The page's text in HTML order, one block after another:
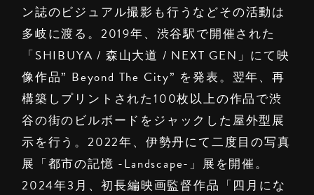
ン誌のビジュアル撮影も行うなどその活動は
多岐に渡る。2019年、渋谷駅で開催された
「SHIBUYA / 森山大道 / NEXT GEN」にて映
像作品” Beyond The City” を発表。翌年、再
構築しプリントされた100枚以上の作品で渋
谷の街のビルボードをジャックした屋外型展
示を行う。2022年、伊勢丹にて二度目の写真
展「都市の記憶 -Landscape-」展を開催。
2024年3月、初長編映画監督作品「四月にな